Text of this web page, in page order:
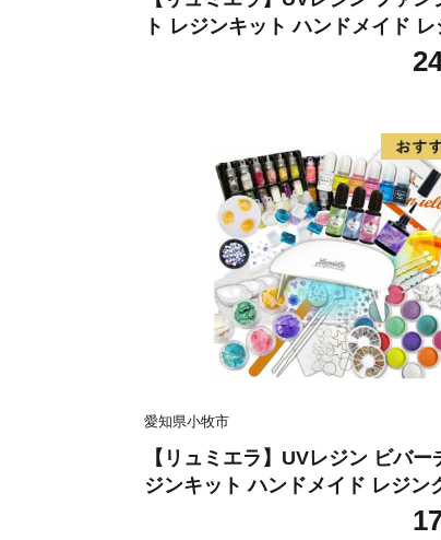
ト レジンキット ハンドメイド レ
フト アクセサリーキット 手作り
愛知県小牧市
【リュミエラ】UVレジン ビバー
ジンキット ハンドメイド レジン
アクセサリーキット 手作り セッ